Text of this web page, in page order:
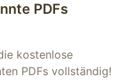
PDFs
kostenlose
PDFs vollständig!